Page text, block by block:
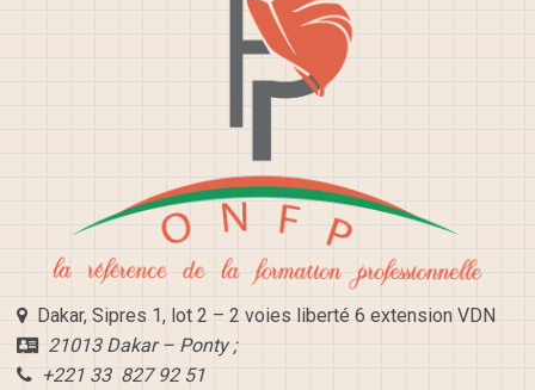
Dakar, Sipres 1, lot 2 – 2 voies liberté 6 extension VDN
21013 Dakar – Ponty ;
+221 33 827 92 51